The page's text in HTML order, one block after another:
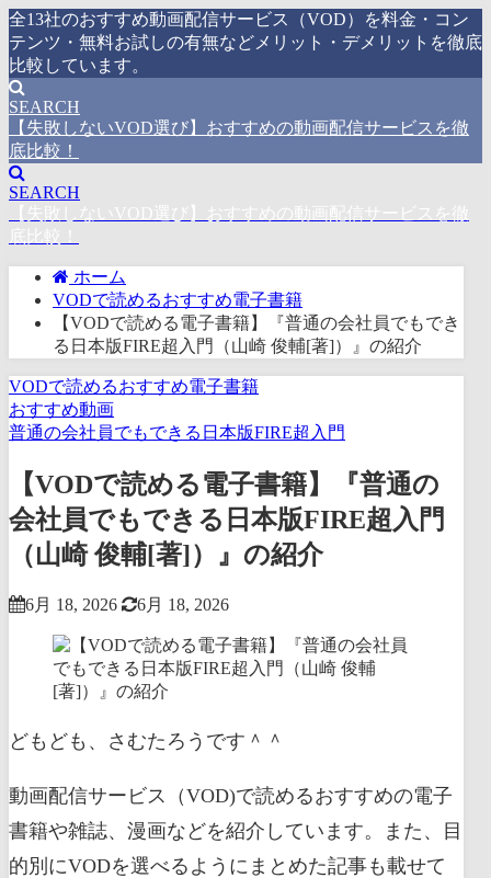
全13社のおすすめ動画配信サービス（VOD）を料金・コン
テンツ・無料お試しの有無などメリット・デメリットを徹底
比較しています。
SEARCH
【失敗しないVOD選び】おすすめの動画配信サービスを徹
底比較！
SEARCH
【失敗しないVOD選び】おすすめの動画配信サービスを徹
底比較！
ホーム
VODで読めるおすすめ電子書籍
【VODで読める電子書籍】『普通の会社員でもでき
る日本版FIRE超入門（山崎 俊輔[著]）』の紹介
VODで読めるおすすめ電子書籍
おすすめ動画
普通の会社員でもできる日本版FIRE超入門
【VODで読める電子書籍】『普通の
会社員でもできる日本版FIRE超入門
（山崎 俊輔[著]）』の紹介
6月 18, 2026 6月 18, 2026
どもども、さむたろうです＾＾
動画配信サービス（VOD)で読めるおすすめの電子
書籍や雑誌、漫画などを紹介しています。また、目
的別にVODを選べるようにまとめた記事も載せて